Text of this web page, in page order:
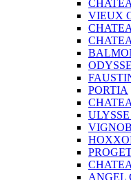
VIEUX
PORTIA
ANGEL